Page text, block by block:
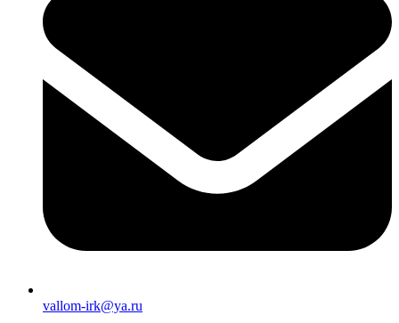
vallom-irk@ya.ru